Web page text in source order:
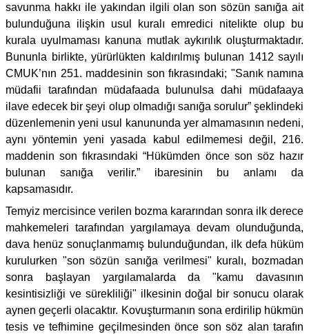
savunma hakkı ile yakından ilgili olan son sözün sanığa ait
bulunduğuna ilişkin usul kuralı emredici nitelikte olup bu
kurala uyulmaması kanuna mutlak aykırılık oluşturmaktadır.
Bununla birlikte, yürürlükten kaldırılmış bulunan 1412 sayılı
CMUK’nın 251. maddesinin son fıkrasındaki; "Sanık namına
müdafii tarafından müdafaada bulunulsa dahi müdafaaya
ilave edecek bir şeyi olup olmadığı sanığa sorulur” şeklindeki
düzenlemenin yeni usul kanununda yer almamasının nedeni,
aynı yöntemin yeni yasada kabul edilmemesi değil, 216.
maddenin son fıkrasındaki “Hükümden önce son söz hazır
bulunan sanığa verilir.” ibaresinin bu anlamı da
kapsamasıdır.
Temyiz mercisince verilen bozma kararından sonra ilk derece
mahkemeleri tarafından yargılamaya devam olunduğunda,
dava henüz sonuçlanmamış bulunduğundan, ilk defa hüküm
kurulurken "son sözün sanığa verilmesi" kuralı, bozmadan
sonra başlayan yargılamalarda da "kamu davasının
kesintisizliği ve sürekliliği" ilkesinin doğal bir sonucu olarak
aynen geçerli olacaktır. Kovuşturmanın sona erdirilip hükmün
tesis ve tefhimine geçilmesinden önce son söz alan tarafın